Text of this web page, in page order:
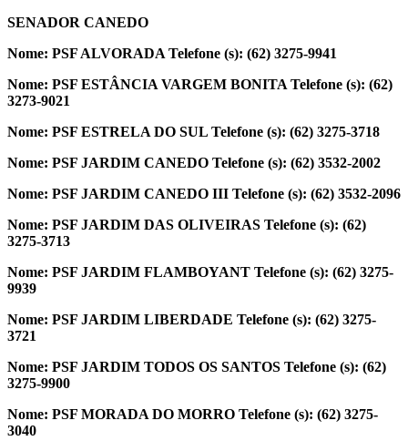
SENADOR CANEDO
Nome: PSF ALVORADA Telefone (s): (62) 3275-9941
Nome: PSF ESTÂNCIA VARGEM BONITA Telefone (s): (62)
3273-9021
Nome: PSF ESTRELA DO SUL Telefone (s): (62) 3275-3718
Nome: PSF JARDIM CANEDO Telefone (s): (62) 3532-2002
Nome: PSF JARDIM CANEDO III Telefone (s): (62) 3532-2096
Nome: PSF JARDIM DAS OLIVEIRAS Telefone (s): (62)
3275-3713
Nome: PSF JARDIM FLAMBOYANT Telefone (s): (62) 3275-
9939
Nome: PSF JARDIM LIBERDADE Telefone (s): (62) 3275-
3721
Nome: PSF JARDIM TODOS OS SANTOS Telefone (s): (62)
3275-9900
Nome: PSF MORADA DO MORRO Telefone (s): (62) 3275-
3040